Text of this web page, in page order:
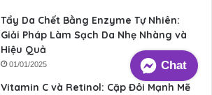
Tẩy Da Chết Bằng Enzyme Tự Nhiên:
Giải Pháp Làm Sạch Da Nhẹ Nhàng và
Hiệu Quả
01/01/2025
Vitamin C và Retinol: Cặp Đôi Mạnh Mẽ
Chat